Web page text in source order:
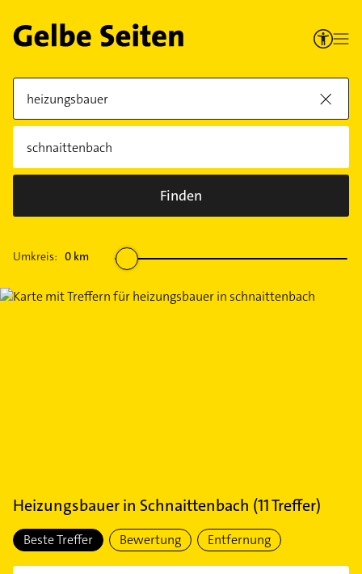
Finden
Umkreis: 0 km
Heizungsbauerin Schnaittenbach (11Treffer)
Beste Treffer Bewertung Entfernung